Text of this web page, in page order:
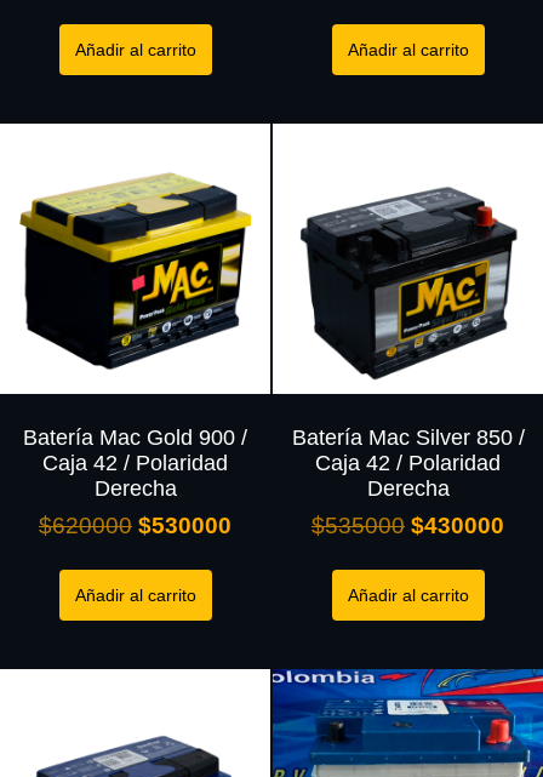
Añadir al carrito Añadir al carrito
Batería Mac Gold 900 /
Caja 42 / Polaridad
Derecha
$620000 $530000
Añadir al carrito
Batería Mac Silver 850 /
Caja 42 / Polaridad
Derecha
$535000 $430000
Añadir al carrito